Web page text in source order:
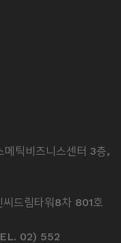
틱비즈니스센터 3층,
드림타워8차 801호
02) 552